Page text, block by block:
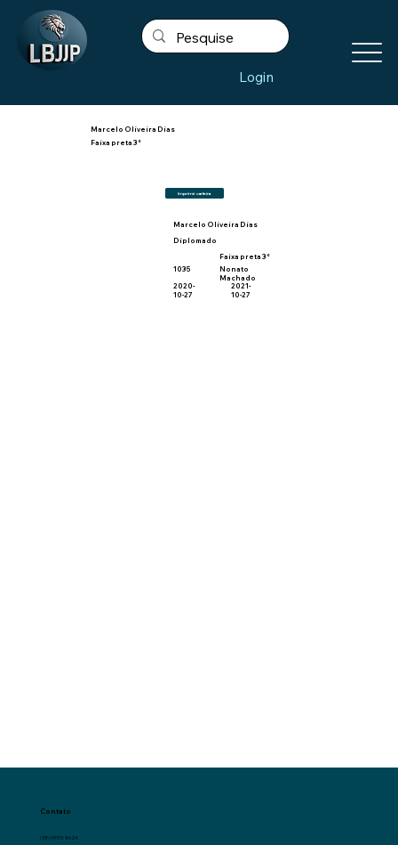
Login
Imprimir carteira
Marcelo Oliveira Dias
Faixa preta 3°
Faixa preta 3°
Marcelo Oliveira Dias
Diplomado
Nonato
Machado
2020-
10-27
2021-
10-27
1035
Contato
(38) 99173-8624